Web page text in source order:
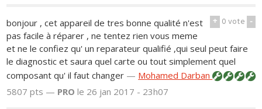
+ 0vote -
bonjour , cet appareil de tres bonne qualité n'est
pas facile à réparer , ne tentez rien vous meme
et ne le confiez qu' un reparateur qualifié ,qui seul peut faire
le diagnostic et saura quel carte ou tout simplement quel
composant qu' il faut changer — Mohamed Darban
5807 pts — PRO le 26 jan 2017 - 23h07